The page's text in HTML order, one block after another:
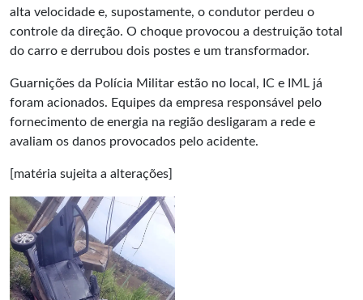
alta velocidade e, supostamente, o condutor perdeu o
controle da direção. O choque provocou a destruição total
do carro e derrubou dois postes e um transformador.
Guarnições da Polícia Militar estão no local, IC e IML já
foram acionados. Equipes da empresa responsável pelo
fornecimento de energia na região desligaram a rede e
avaliam os danos provocados pelo acidente.
[matéria sujeita a alterações]